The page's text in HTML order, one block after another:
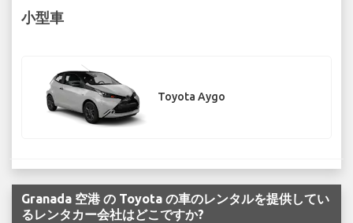
小型車
Toyota Aygo
Granada 空港 の Toyota の車のレンタルを提供してい
るレンタカー会社はどこですか?